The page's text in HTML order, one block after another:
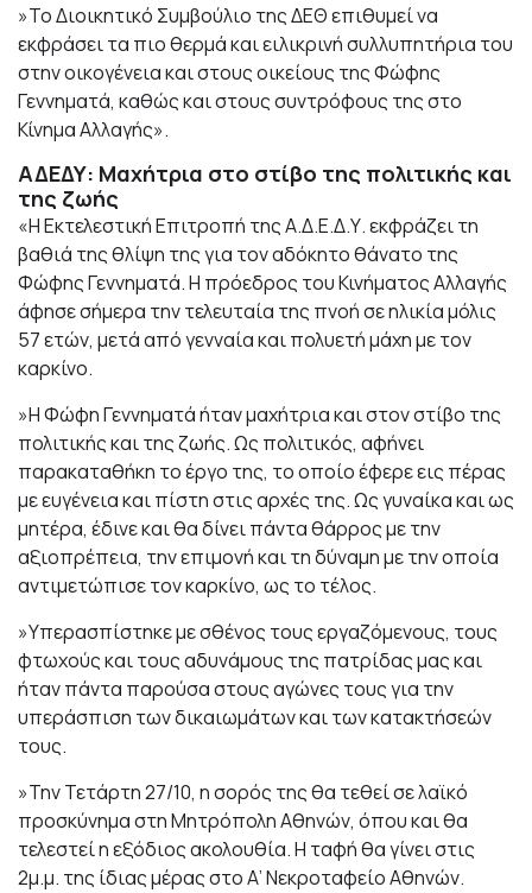
»Το Διοικητικό Συμβούλιο της ΔΕΘ επιθυμεί να
εκφράσει τα πιο θερμά και ειλικρινή συλλυπητήρια του
στην οικογένεια και στους οικείους της Φώφης
Γεννηματά, καθώς και στους συντρόφους της στο
Κίνημα Αλλαγής».
ΑΔΕΔΥ: Μαχήτρια στο στίβο της πολιτικής και
της ζωής
«Η Εκτελεστική Επιτροπή της Α.Δ.Ε.Δ.Υ. εκφράζει τη
βαθιά της θλίψη της για τον αδόκητο θάνατο της
Φώφης Γεννηματά. Η πρόεδρος του Κινήματος Αλλαγής
άφησε σήμερα την τελευταία της πνοή σε ηλικία μόλις
57 ετών, μετά από γενναία και πολυετή μάχη με τον
καρκίνο.
»Η Φώφη Γεννηματά ήταν μαχήτρια και στον στίβο της
πολιτικής και της ζωής. Ως πολιτικός, αφήνει
παρακαταθήκη το έργο της, το οποίο έφερε εις πέρας
με ευγένεια και πίστη στις αρχές της. Ως γυναίκα και ως
μητέρα, έδινε και θα δίνει πάντα θάρρος με την
αξιοπρέπεια, την επιμονή και τη δύναμη με την οποία
αντιμετώπισε τον καρκίνο, ως το τέλος.
»Υπερασπίστηκε με σθένος τους εργαζόμενους, τους
φτωχούς και τους αδυνάμους της πατρίδας μας και
ήταν πάντα παρούσα στους αγώνες τους για την
υπεράσπιση των δικαιωμάτων και των κατακτήσεών
τους.
»Την Τετάρτη 27/10, η σορός της θα τεθεί σε λαϊκό
προσκύνημα στη Μητρόπολη Αθηνών, όπου και θα
τελεστεί η εξόδιος ακολουθία. Η ταφή θα γίνει στις
2μ.μ. της ίδιας μέρας στο Α’ Νεκροταφείο Αθηνών.